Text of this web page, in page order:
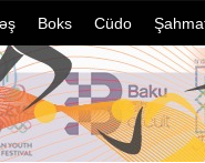
Boks Cüdo